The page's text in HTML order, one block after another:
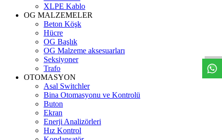
XLPE Kablo
OG MALZEMELER
Beton Köşk
Hücre
OG Başlık
OG Malzeme aksesuarları
Seksiyoner
Trafo
OTOMASYON
Asal Switchler
Bina Otomasyonu ve Kontrolü
Buton
Ekran
Enerji Analizörleri
Hız Kontrol